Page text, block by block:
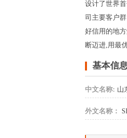
设计了世界
司主要客户
好信用的地
断迈进,用最
基本信
中文名称: 山
外文名称：